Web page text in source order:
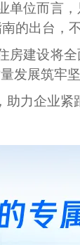
单位而言
的出台，
房建设将
发展筑牢坚
力企业紧